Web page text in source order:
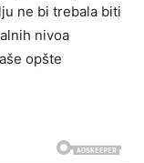
ne bi trebala biti
nivoa
opšte